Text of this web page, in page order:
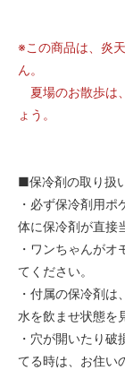
※この商品は、炎
ん。
夏場のお散歩は
ょう。
■保冷剤の取り扱
・必ず保冷剤用
体に保冷剤が直接
・ワンちゃんが
てください。
・付属の保冷剤は
水を飲ませ状態を
・穴が開いたり
てる時は、お住い